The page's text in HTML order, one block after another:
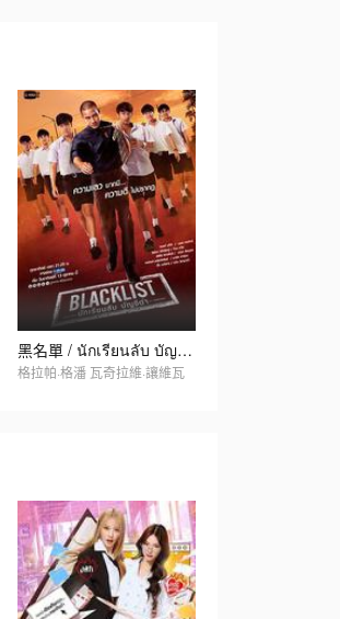
黑名單 / นักเรียนลับ บัญชีดำ
格拉帕·格潘 瓦奇拉維·讓維瓦